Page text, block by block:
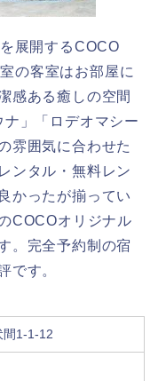
展開するCOCO
の客室はお部屋に
感ある癒しの空間
」「ロデオマシー
雰囲気に合わせた
ンタル・無料レン
かったが揃ってい
COCOオリジナル
。完全予約制の宿
です。
間1-1-12